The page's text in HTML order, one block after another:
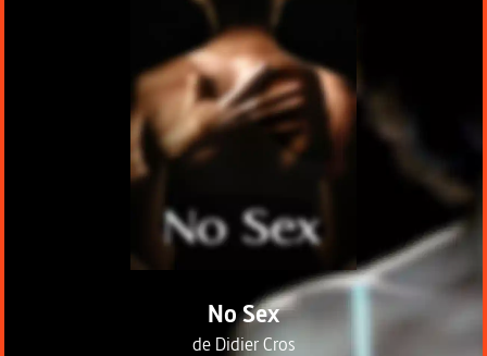
No Sex
de Didier Cros